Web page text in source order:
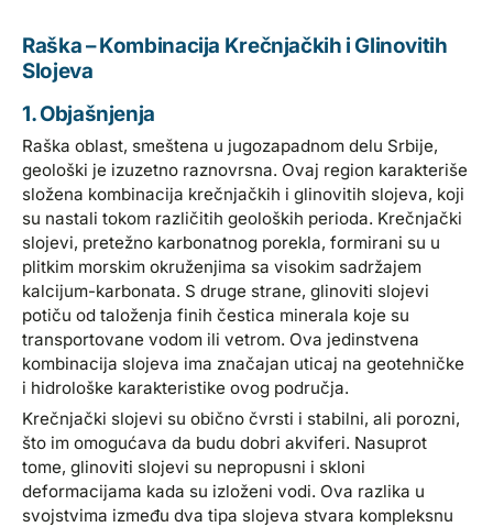
Ko smo mi
Najnoviji članci
Raška – Kombinacija Krečnjačkih i Glinovitih
Slojeva
1. Objašnjenja
Raška oblast, smeštena u jugozapadnom delu Srbije,
geološki je izuzetno raznovrsna. Ovaj region karakteriše
složena kombinacija krečnjačkih i glinovitih slojeva, koji
su nastali tokom različitih geoloških perioda. Krečnjački
slojevi, pretežno karbonatnog porekla, formirani su u
plitkim morskim okruženjima sa visokim sadržajem
kalcijum-karbonata. S druge strane, glinoviti slojevi
potiču od taloženja finih čestica minerala koje su
transportovane vodom ili vetrom. Ova jedinstvena
kombinacija slojeva ima značajan uticaj na geotehničke
i hidrološke karakteristike ovog područja.
Krečnjački slojevi su obično čvrsti i stabilni, ali porozni,
što im omogućava da budu dobri akviferi. Nasuprot
tome, glinoviti slojevi su nepropusni i skloni
deformacijama kada su izloženi vodi. Ova razlika u
svojstvima između dva tipa slojeva stvara kompleksnu